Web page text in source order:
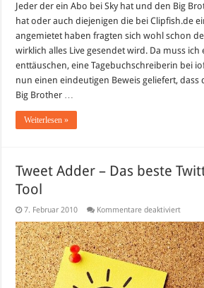
Jeder der ein Abo bei Sky hat und den Big
hat oder auch diejenigen die bei Clipfish.de
angemietet haben fragten sich wohl schon
wirklich alles Live gesendet wird. Da muss ich
enttäuschen, eine Tagebuchschreiberin bei
nun einen eindeutigen Beweis geliefert, dass
Big Brother …
Weiterlesen »
Tweet Adder – Das beste
Tool
7. Februar 2010 Kommentare deaktiviertfür
Adder
–
Das
beste
Tool